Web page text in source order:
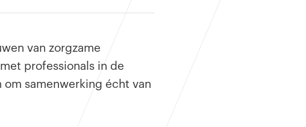
van zorgzame
professionals in de
samenwerking écht van